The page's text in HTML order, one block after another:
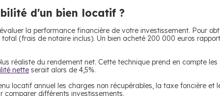
d'un bien locatif ?
la performance financière de votre investissement. Pour
(frais de notaire inclus). Un bien acheté 200 000 euros
réaliste du rendement net. Cette technique prend en compte
nette serait alors de 4,5%.
locatif annuel les charges non récupérables, la taxe foncière et
comparer différents investissements.